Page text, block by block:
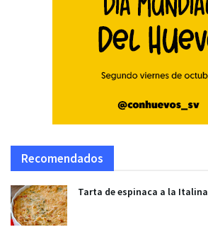
Recomendados
Tarta de espinaca a la Italina